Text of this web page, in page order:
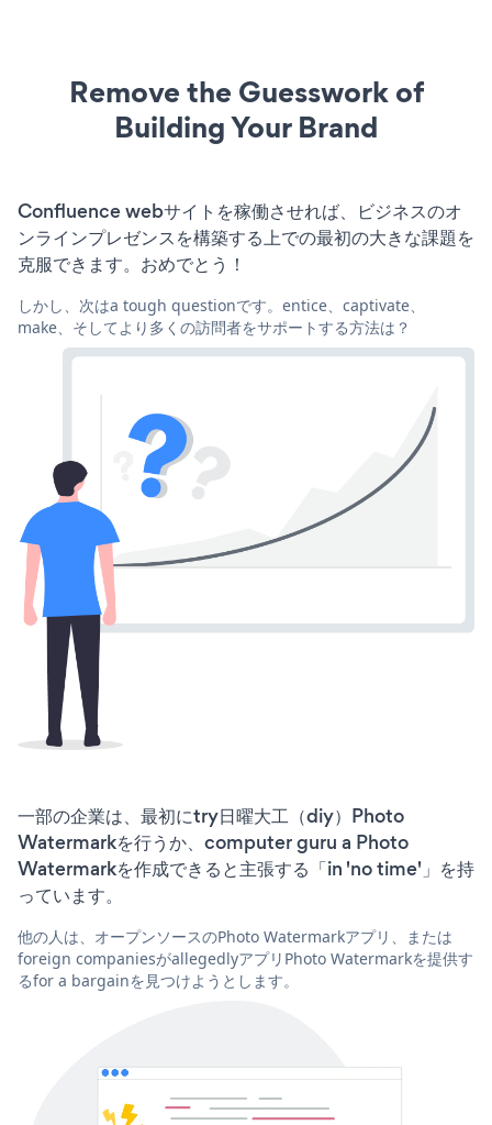
Remove the Guesswork of
Building Your Brand
Confluence webサイトを稼働させれば、ビジネスのオ
ンラインプレゼンスを構築する上での最初の大きな課題を
克服できます。おめでとう！
しかし、次はa tough questionです。entice、captivate、
make、そしてより多くの訪問者をサポートする方法は？
一部の企業は、最初にtry日曜大工（diy）Photo
Watermarkを行うか、computer guru a Photo
Watermarkを作成できると主張する「in 'no time'」を持
っています。
他の人は、オープンソースのPhoto Watermarkアプリ、または
foreign companiesがallegedlyアプリPhoto Watermarkを提供す
るfor a bargainを見つけようとします。